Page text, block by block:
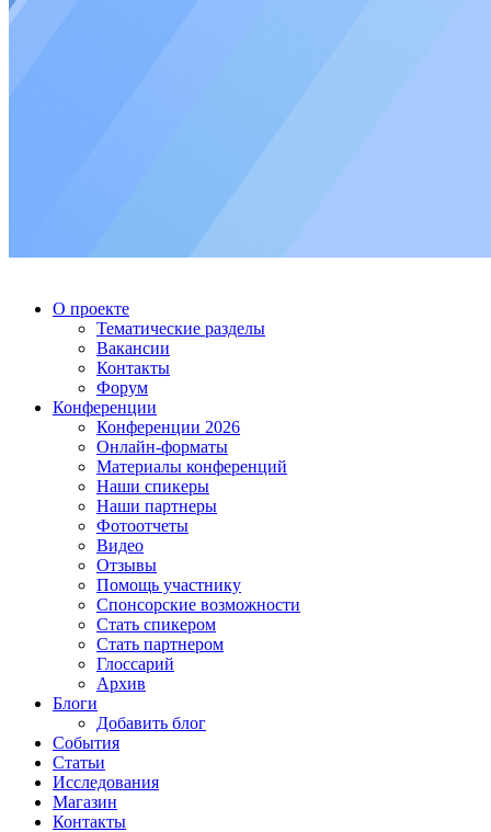
О проекте
Тематические разделы
Вакансии
Контакты
Форум
Конференции
Конференции 2026
Онлайн-форматы
Материалы конференций
Наши спикеры
Наши партнеры
Фотоотчеты
Видео
Отзывы
Помощь участнику
Спонсорские возможности
Стать спикером
Стать партнером
Глоссарий
Архив
Блоги
Добавить блог
События
Статьи
Исследования
Магазин
Контакты